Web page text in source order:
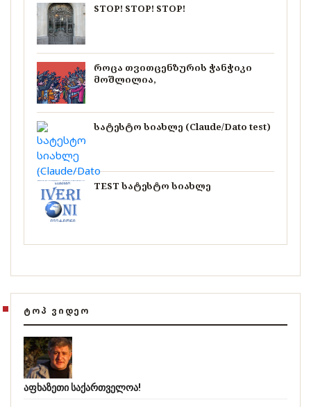
STOP! STOP! STOP!
როცა თვითცენზურის ჭანჭიკი
მოშლილია,
სატესტო სიახლე (Claude/Dato test)
TEST სატესტო სიახლე
ᲢᲝᲞ ᲕᲘᲓᲔᲝ
აფხაზეთი საქართველოა!